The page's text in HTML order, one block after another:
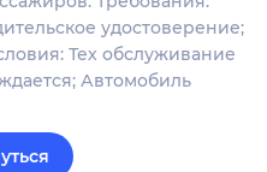
удостоверение;
Тех обслуживание
Автомобиль